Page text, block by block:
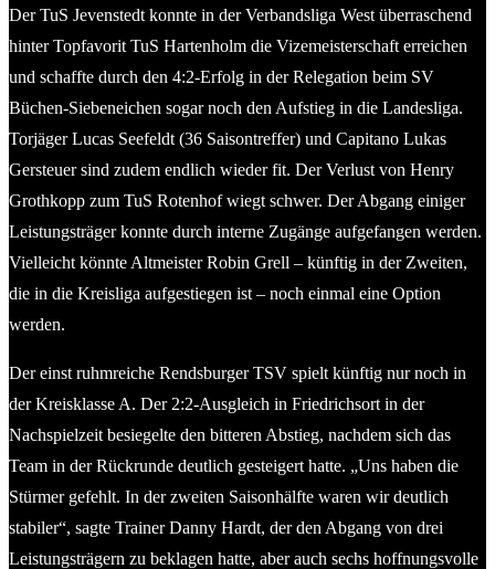
Der TuS Jevenstedt konnte in der Verbandsliga West überraschend
hinter Topfavorit TuS Hartenholm die Vizemeisterschaft erreichen
und schaffte durch den 4:2-Erfolg in der Relegation beim SV
Büchen-Siebeneichen sogar noch den Aufstieg in die Landesliga.
Torjäger Lucas Seefeldt (36 Saisontreffer) und Capitano Lukas
Gersteuer sind zudem endlich wieder fit. Der Verlust von Henry
Grothkopp zum TuS Rotenhof wiegt schwer. Der Abgang einiger
Leistungsträger konnte durch interne Zugänge aufgefangen werden.
Vielleicht könnte Altmeister Robin Grell – künftig in der Zweiten,
die in die Kreisliga aufgestiegen ist – noch einmal eine Option
werden.
Der einst ruhmreiche Rendsburger TSV spielt künftig nur noch in
der Kreisklasse A. Der 2:2-Ausgleich in Friedrichsort in der
Nachspielzeit besiegelte den bitteren Abstieg, nachdem sich das
Team in der Rückrunde deutlich gesteigert hatte. „Uns haben die
Stürmer gefehlt. In der zweiten Saisonhälfte waren wir deutlich
stabiler“, sagte Trainer Danny Hardt, der den Abgang von drei
Leistungsträgern zu beklagen hatte, aber auch sechs hoffnungsvolle